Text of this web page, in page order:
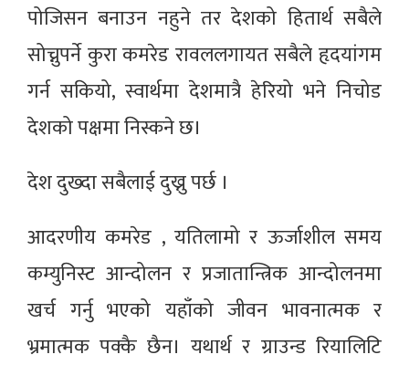
पोजिसन बनाउन नहुने तर देशको हितार्थ सबैले
सोच्नुपर्ने कुरा कमरेड रावललगायत सबैले हृदयांगम
गर्न सकियो, स्वार्थमा देशमात्रै हेरियो भने निचोड
देशको पक्षमा निस्कने छ।
देश दुख्दा सबैलाई दुख्नु पर्छ ।
आदरणीय कमरेड , यतिलामो र ऊर्जाशील समय
कम्युनिस्ट आन्दोलन र प्रजातान्त्रिक आन्दोलनमा
खर्च गर्नु भएको यहाँको जीवन भावनात्मक र
भ्रमात्मक पक्कै छैन। यथार्थ र ग्राउन्ड रियालिटि